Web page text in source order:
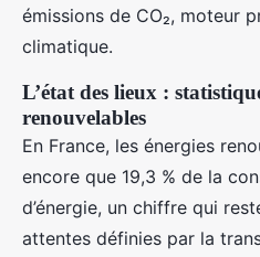
émissions de CO₂, moteur
climatique.
L’état des lieux :
renouvelables
En France, les énergies
encore que 19,3 % de la
d’énergie, un chiffre qui
attentes définies par la